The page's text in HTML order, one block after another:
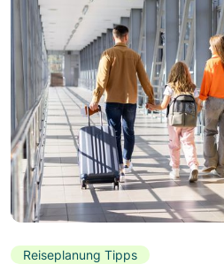
Reiseplanung Tipps